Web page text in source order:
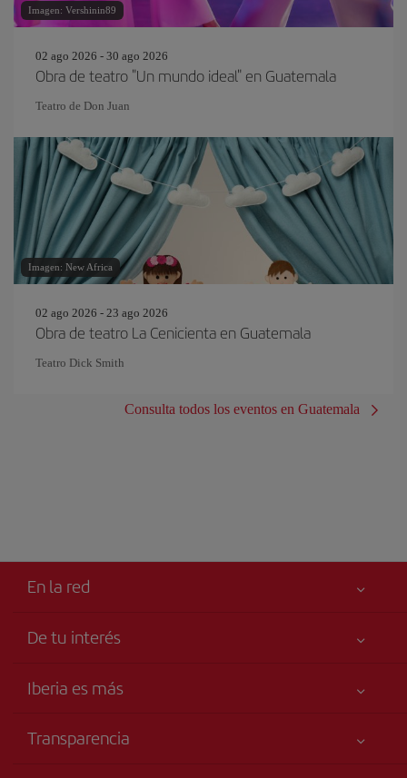
Imagen: Vershinin89
02 ago 2026 - 30 ago 2026
Obra de teatro "Un mundo ideal" en Guatemala
Teatro de Don Juan
Imagen: New Africa
02 ago 2026 - 23 ago 2026
Obra de teatro La Cenicienta en Guatemala
Teatro Dick Smith
Consulta todos los eventos en Guatemala
En la red
De tu interés
Tu seguridad es lo primero
Iberia es más
Talento a bordo
Transparencia